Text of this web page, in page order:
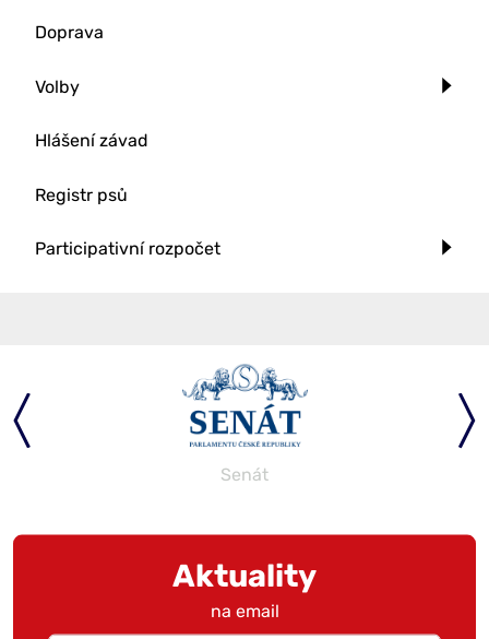
Doprava
Volby
Hlášení závad
Registr psů
Participativní rozpočet
Senát
Aktuality
na email